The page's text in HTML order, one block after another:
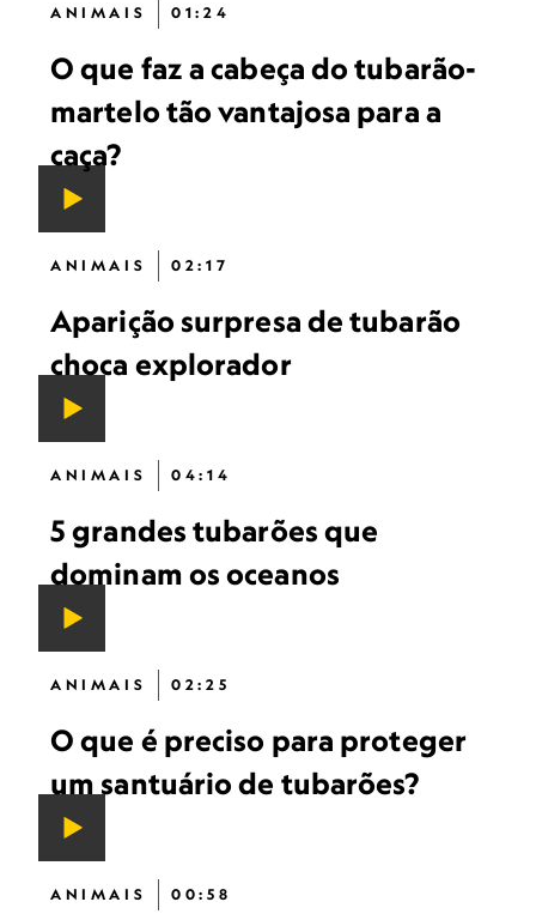
ANIMAIS 01:24
O que faz a cabeça do tubarão-
martelo tão vantajosa para a
caça?
ANIMAIS 02:17
Aparição surpresa de tubarão
choca explorador
ANIMAIS 04:14
5 grandes tubarões que
dominam os oceanos
ANIMAIS 02:25
O que é preciso para proteger
um santuário de tubarões?
ANIMAIS 00:58